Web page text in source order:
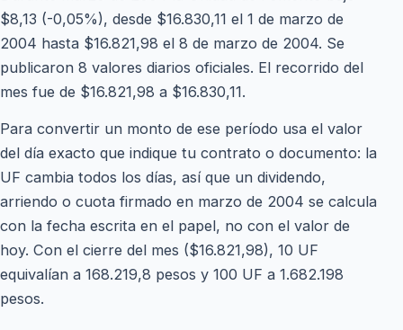
$8,13 (-0,05%), desde $16.830,11 el 1 de marzo de
2004 hasta $16.821,98 el 8 de marzo de 2004. Se
publicaron 8 valores diarios oficiales. El recorrido del
mes fue de $16.821,98 a $16.830,11.
Para convertir un monto de ese período usa el valor
del día exacto que indique tu contrato o documento: la
UF cambia todos los días, así que un dividendo,
arriendo o cuota firmado en marzo de 2004 se calcula
con la fecha escrita en el papel, no con el valor de
hoy. Con el cierre del mes ($16.821,98), 10 UF
equivalían a 168.219,8 pesos y 100 UF a 1.682.198
pesos.